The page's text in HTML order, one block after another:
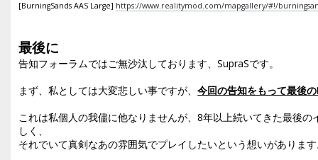
[BurningSands AAS Large] https://www.realitymod.com/mapgallery/#!/
最後に
告知フォーラムではご無沙汰しております、SupraSです。
まず、私としては大変悲しい事ですが、今回の告知をもって最後
これは私個人の我儘に他なりませんが、8年以上続いてきた最後
しく、
それでいて真剣なあの雰囲気でプレイしたいという想いがありま